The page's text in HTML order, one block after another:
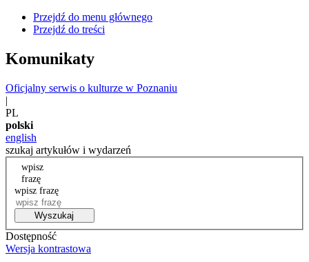
Przejdź do menu głównego
Przejdź do treści
Komunikaty
Oficjalny serwis o kulturze w Poznaniu
|
PL
polski
english
szukaj artykułów i wydarzeń
wpisz
frazę
wpisz frazę
Wyszukaj
Dostępność
Wersja kontrastowa